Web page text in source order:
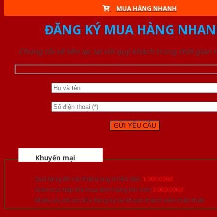
MUA HÀNG NHANH
ĐĂNG KÝ MUA HÀNG
Chúng tôi sẽ liên lạc lại với quý khách trong thời gian
Khuyến mại
Quà tặng đồ nội thất trang trí lên đến 1.000.000đ
Giảm trực tiếp khi mua đơn hàng lớn hơn 3.000.000đ
Nhiều ưu đãi lớn khi đăng ký tài khoản thành viên thân thiết